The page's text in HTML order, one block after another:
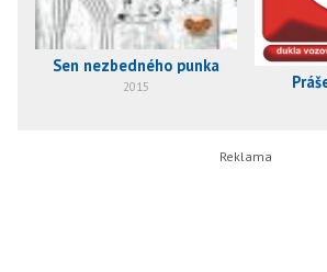
Sen nezbedného punka
2015